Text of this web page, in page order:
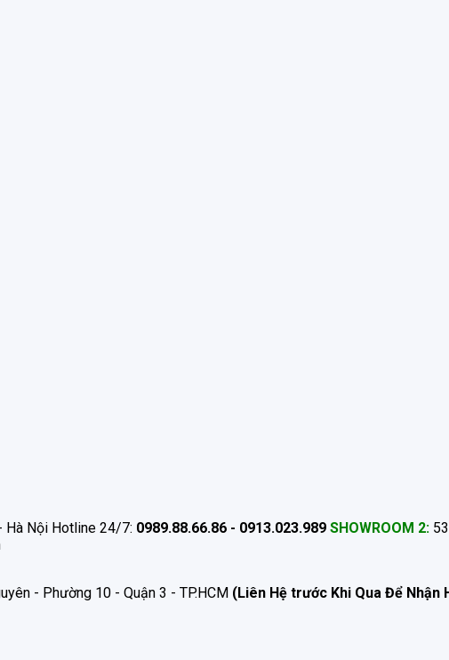
Hà Nội Hotline 24/7: 0989.88.66.86 - 0913.023.989 SHOWROOM 2:
- Phường 10 - Quận 3 - TP.HCM (Liên Hệ trước Khi Qua Để Nhận